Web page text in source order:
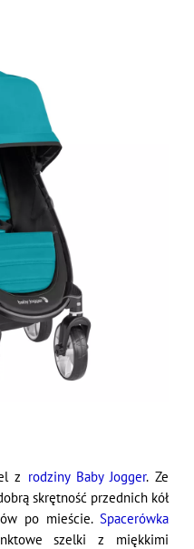
z rodziny Baby Jogger. Ze
skrętność przednich kół
po mieście. Spacerówka
szelki z miękkimi